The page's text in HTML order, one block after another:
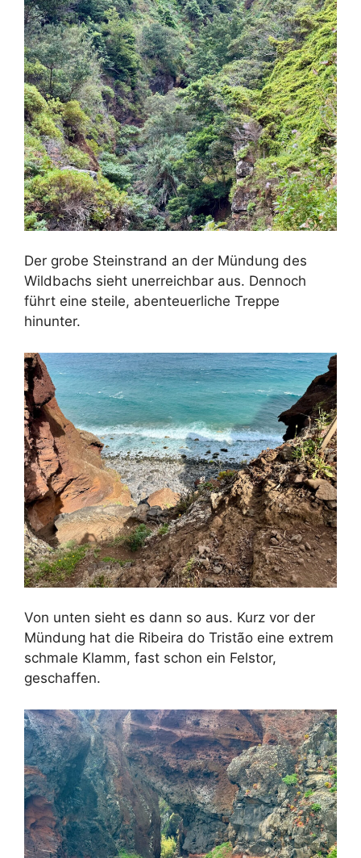
Der grobe Steinstrand an der Mündung des
Wildbachs sieht unerreichbar aus. Dennoch
führt eine steile, abenteuerliche Treppe
hinunter.
Von unten sieht es dann so aus. Kurz vor der
Mündung hat die Ribeira do Tristão eine extrem
schmale Klamm, fast schon ein Felstor,
geschaffen.